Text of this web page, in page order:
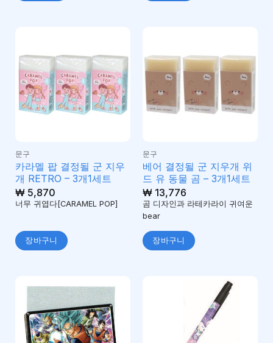
문구
카라멜 팝 결정될 군 지우
개 RETRO – 3개1세트
₩5,870
너무 귀엽다[CARAMEL POP]
장바구니
문구
베어 결정될 군 지우개 위
드 유 동물 곰 – 3개1세트
₩13,776
곰 디자인과 라테카라이 귀여운
bear
장바구니